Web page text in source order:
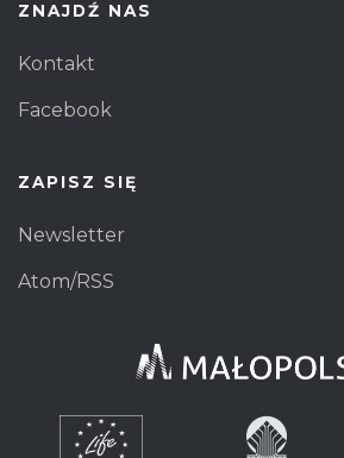
ZNAJDŹ NAS
Kontakt
Facebook
ZAPISZ SIĘ
Newsletter
Atom/RSS